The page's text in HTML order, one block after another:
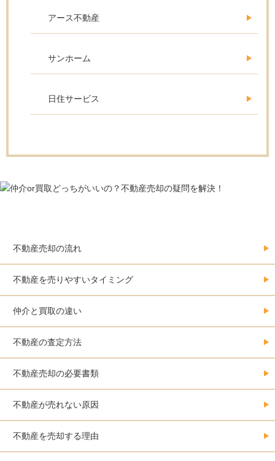
アース不動産
サンホーム
日住サービス
不動産売却の流れ
不動産を売りやすいタイミング
仲介と買取の違い
不動産の査定方法
不動産売却の必要書類
不動産が売れない原因
不動産を売却する理由